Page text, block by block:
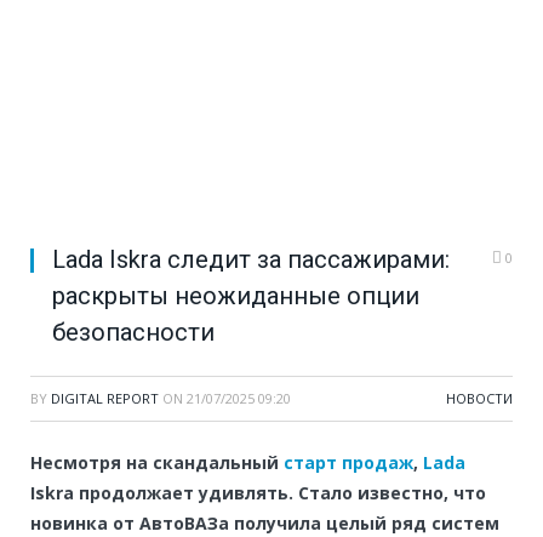
Lada Iskra следит за пассажирами:
раскрыты неожиданные опции
безопасности
0
BY DIGITAL REPORT ON 21/07/2025 09:20 НОВОСТИ
Несмотря на скандальный старт продаж, Lada
Iskra продолжает удивлять. Стало известно, что
новинка от АвтоВАЗа получила целый ряд систем